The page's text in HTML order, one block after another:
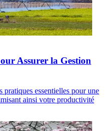
Assurer la Gestion
pratiques essentielles pour une
ainsi votre productivité